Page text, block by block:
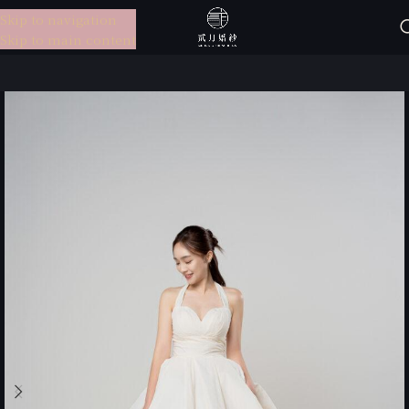
Skip to navigation
Skip to main content
選單